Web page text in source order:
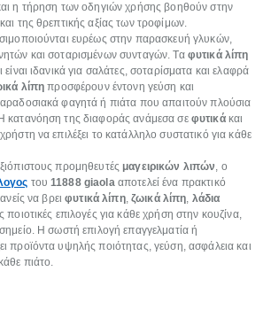
η τήρηση των οδηγιών χρήσης βοηθούν στην
της θρεπτικής αξίας των τροφίμων.
ευρέως στην παρασκευή γλυκών,
και σοταρισμένων συνταγών. Τα φυτικά λίπη
ιδανικά για σαλάτες, σοταρίσματα και ελαφρά
λίπη προσφέρουν έντονη γεύση και
φαγητά ή πιάτα που απαιτούν πλούσια
κατανόηση της διαφοράς ανάμεσα σε φυτικάκαι
να επιλέξει το κατάλληλο συστατικό για κάθε
προμηθευτές μαγειρικών λιπών, ο
του 11888 giaolaαποτελεί ένα πρακτικό
να βρειφυτικά λίπη,ζωικά λίπη, λάδια
ποιοτικές επιλογές για κάθε χρήση στην κουζίνα,
Η σωστή επιλογή επαγγελματία ή
προϊόντα υψηλής ποιότητας, γεύση, ασφάλεια και
πιάτο.